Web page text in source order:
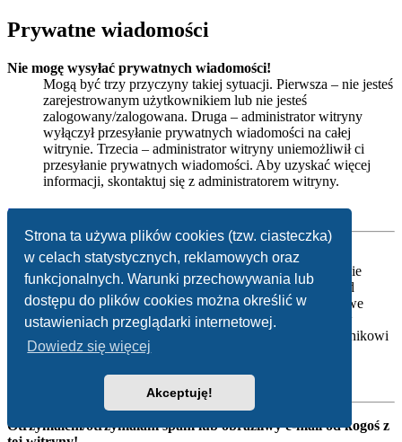
Strona ta używa plików cookies (tzw. ciasteczka)
w celach statystycznych, reklamowych oraz
funkcjonalnych. Warunki przechowywania lub
dostępu do plików cookies można określić w
ustawieniach przeglądarki internetowej.
Dowiedz się więcej
Akceptuję!
Prywatne wiadomości
Nie mogę wysyłać prywatnych wiadomości!
Mogą być trzy przyczyny takiej sytuacji. Pierwsza – nie jesteś
zarejestrowanym użytkownikiem lub nie jesteś
zalogowany/zalogowana. Druga – administrator witryny
wyłączył przesyłanie prywatnych wiadomości na całej
witrynie. Trzecia – administrator witryny uniemożliwił ci
przesyłanie prywatnych wiadomości. Aby uzyskać więcej
informacji, skontaktuj się z administratorem witryny.
Otrzymuję niechciane prywatne wiadomości!
W panelu użytkownika możesz, określając odpowiednie
reguły ustawić automatyczne usuwanie wiadomości od
danego nadawcy. Jeżeli otrzymujesz od kogoś obraźliwe
prywatne wiadomości, poinformuj o tym moderatorów
witryny, którzy będą mogli zabronić takiemu użytkownikowi
wysyłania jakichkolwiek prywatnych wiadomości.
Otrzymałem/otrzymałam spam lub obraźliwy e-mail od kogoś z